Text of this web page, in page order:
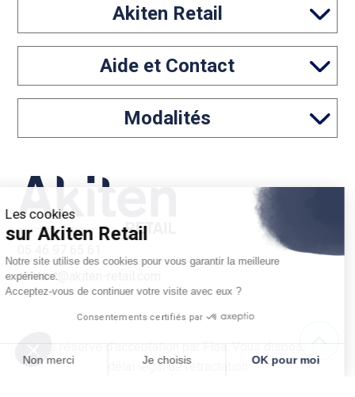
Les cookies
sur Akiten Retail
Notre site utilise des cookies pour vous garantir la meilleure
expérience.
Acceptez-vous de continuer votre visite avec eux ?
Consentements certifiés par
Non merci Je choisis
OK pour moi
Akiten Retail
Aide et Contact
Modalités
contact@akiten-retail.com
*Sous réserve d'acceptation par Floa. Vous disposez du
délai légal de rétractation